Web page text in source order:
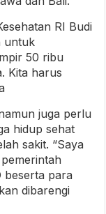
RI Budi
untuk
50 ribu
Kita harus
juga perlu
hidup sehat
sakit. “Saya
beserta para
dibarengi